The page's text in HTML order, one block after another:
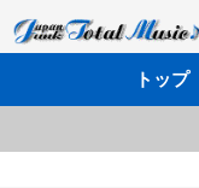
トップ